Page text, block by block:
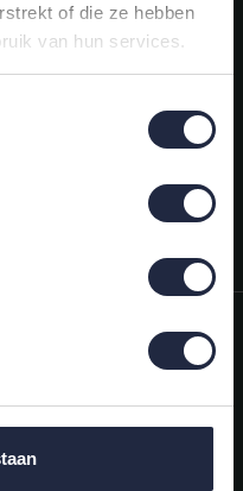
of die ze hebben
van hun services.
AANMELDEN